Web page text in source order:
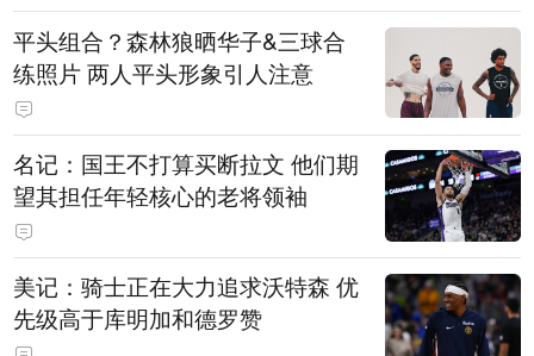
平头组合？森林狼晒华子&三球合
练照片 两人平头形象引人注意
名记：国王不打算买断拉文 他们期
望其担任年轻核心的老将领袖
美记：骑士正在大力追求沃特森 优
先级高于库明加和德罗赞